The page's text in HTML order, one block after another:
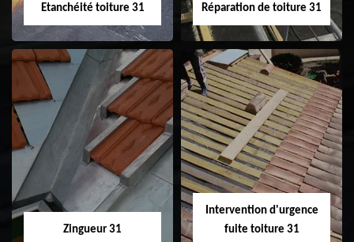
Etanchéité toiture 31
Etanchéité toiture
31
Réparation de toiture 31
Réparation de
toiture 31
Zingueur 31
Intervention d'urgence
fuite toiture 31